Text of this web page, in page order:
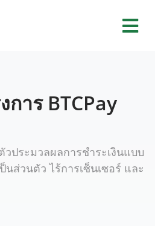
าร BTCPay
วประมวลผลการชำระเงินแบบ
ส่วนตัว ไร้การเซ็นเซอร์ และ